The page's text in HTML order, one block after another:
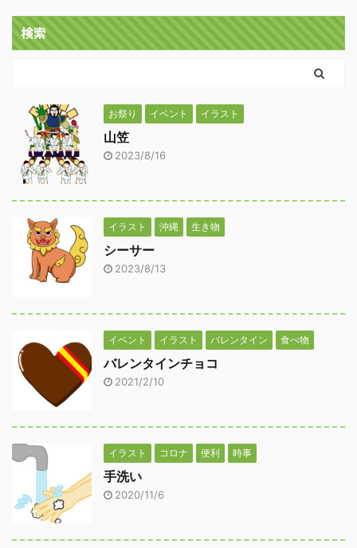
検索
お祭り イベント イラスト
山笠
2023/8/16
イラスト 沖縄 生き物
シーサー
2023/8/13
イベント イラスト バレンタイン 食べ物
バレンタインチョコ
2021/2/10
イラスト コロナ 便利 時事
手洗い
2020/11/6